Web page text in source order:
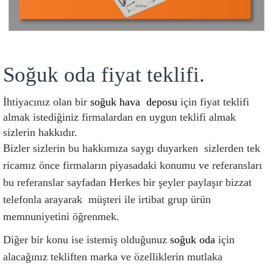
Soğuk oda fiyat teklifi.
İhtiyacınız olan bir soğuk hava  deposu için fiyat teklifi
almak istediğiniz firmalardan en uygun teklifi almak
sizlerin hakkıdır.
Bizler sizlerin bu hakkımıza saygı duyarken  sizlerden tek
ricamız önce firmaların piyasadaki konumu ve referansları
bu referanslar sayfadan Herkes bir şeyler paylaşır bizzat
telefonla arayarak  müşteri ile irtibat grup ürün
memnuniyetini öğrenmek.
Diğer bir konu ise istemiş olduğunuz soğuk oda için
alacağınız tekliften marka ve özelliklerin mutlaka